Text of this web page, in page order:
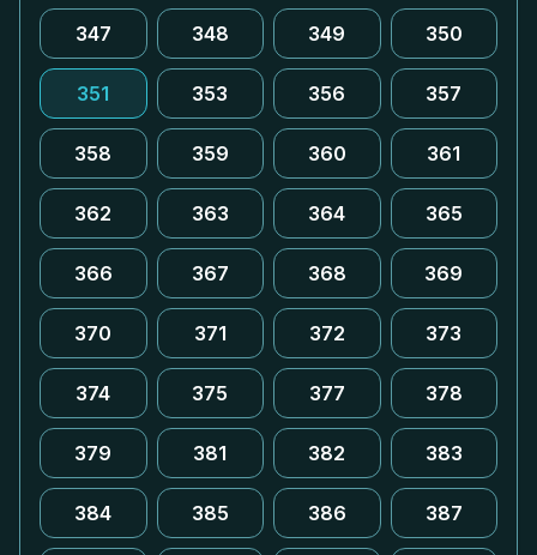
347 348 349 350
351 353 356 357
358 359 360 361
362 363 364 365
366 367 368 369
370 371 372 373
374 375 377 378
379 381 382 383
384 385 386 387